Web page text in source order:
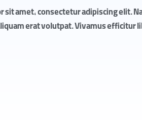
sit amet, consectetur adipiscing elit.
erat volutpat. Vivamus efficitur